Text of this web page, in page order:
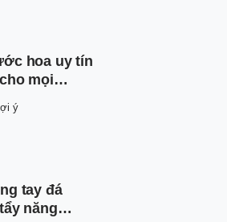
hoa uy tín
mọi
ý
tay đá
năng